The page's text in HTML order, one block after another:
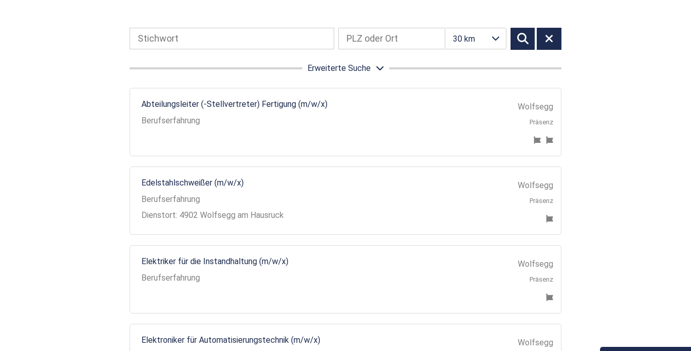
30 km
Erweiterte Suche
Abteilungsleiter (-Stellvertreter) Fertigung (m/w/x)
Berufserfahrung
Wolfsegg
Präsenz
Edelstahlschweißer (m/w/x)
Berufserfahrung
Dienstort: 4902 Wolfsegg am Hausruck
Wolfsegg
Präsenz
Elektriker für die Instandhaltung (m/w/x)
Berufserfahrung
Wolfsegg
Präsenz
Elektroniker für Automatisierungstechnik (m/w/x)
Wolfsegg